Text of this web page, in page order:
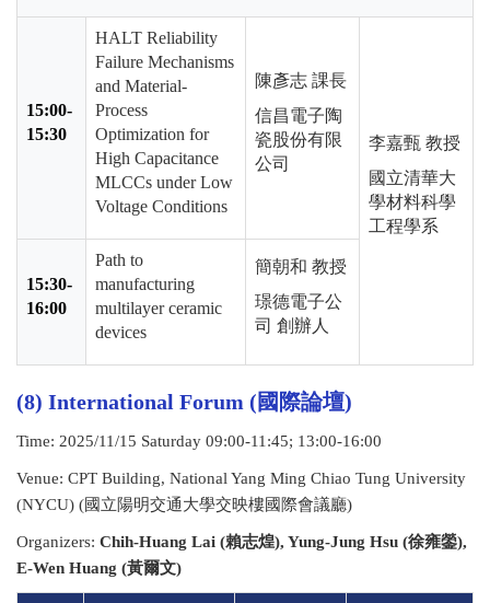
15:00-
15:30
HALT Reliability
Failure Mechanisms
and Material-
Process
Optimization for
High Capacitance
MLCCs under Low
Voltage Conditions
陳彥志 課長
信昌電子陶
瓷股份有限
公司
李嘉甄 教授
國立清華大
學材料科學
工程學系
15:30-
16:00
Path to
manufacturing
multilayer ceramic
devices
簡朝和 教授
璟德電子公
司 創辦人
(8) International Forum (國際論壇)
Time: 2025/11/15 Saturday 09:00-11:45; 13:00-16:00
Venue: CPT Building, National Yang Ming Chiao Tung University
(NYCU) (國立陽明交通大學交映樓國際會議廳)
Organizers: Chih-Huang Lai (賴志煌), Yung-Jung Hsu (徐雍鎣),
E-Wen Huang (黃爾文)